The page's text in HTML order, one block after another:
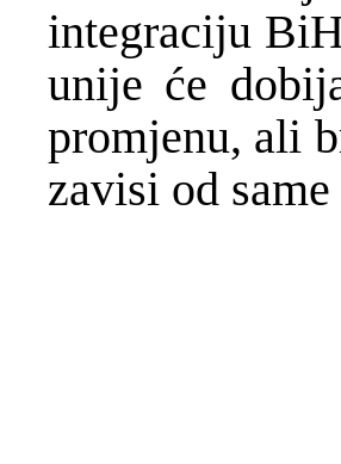
integraciju
unije će
promjenu, ali
zavisi od